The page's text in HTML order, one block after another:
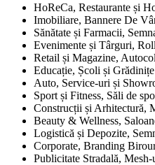
HoReCa, Restaurante și
Imobiliare, Bannere De
Sănătate și Farmacii,
Evenimente și Târguri,
Retail și Magazine,
Educație, Școli și Grădinițe
Auto, Service-uri și
Sport și Fitness, Săli de
Construcții și Arhitectură,
Beauty & Wellness,
Logistică și Depozite,
Corporate, Branding
Publicitate Stradală,